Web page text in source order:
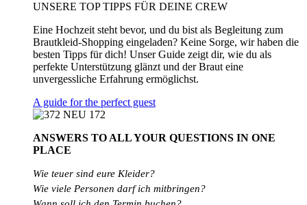
UNSERE TOP TIPPS FÜR DEINE CREW
Eine Hochzeit steht bevor, und du bist als Begleitung zum
Brautkleid-Shopping eingeladen? Keine Sorge, wir haben die
besten Tipps für dich! Unser Guide zeigt dir, wie du als
perfekte Unterstützung glänzt und der Braut eine
unvergessliche Erfahrung ermöglichst.
A guide for the perfect guest
ANSWERS TO ALLYOUR QUESTIONS IN ONE
PLACE
Wie teuer sind eure Kleider?
Wie viele Personen darf ich mitbringen?